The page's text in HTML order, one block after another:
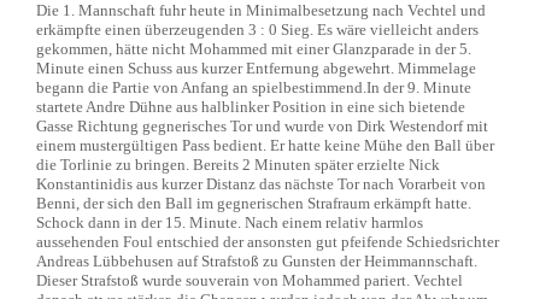
Die 1. Mannschaft fuhr heute in Minimalbesetzung nach Vechtel und
erkämpfte einen überzeugenden 3 : 0 Sieg. Es wäre vielleicht anders
gekommen, hätte nicht Mohammed mit einer Glanzparade in der 5.
Minute einen Schuss aus kurzer Entfernung abgewehrt. Mimmelage
begann die Partie von Anfang an spielbestimmend.In der 9. Minute
startete Andre Dühne aus halblinker Position in eine sich bietende
Gasse Richtung gegnerisches Tor und wurde von Dirk Westendorf mit
einem mustergültigen Pass bedient. Er hatte keine Mühe den Ball über
die Torlinie zu bringen. Bereits 2 Minuten später erzielte Nick
Konstantinidis aus kurzer Distanz das nächste Tor nach Vorarbeit von
Benni, der sich den Ball im gegnerischen Strafraum erkämpft hatte.
Schock dann in der 15. Minute. Nach einem relativ harmlos
aussehenden Foul entschied der ansonsten gut pfeifende Schiedsrichter
Andreas Lübbehusen auf Strafstoß zu Gunsten der Heimmannschaft.
Dieser Strafstoß wurde souverain von Mohammed pariert. Vechtel